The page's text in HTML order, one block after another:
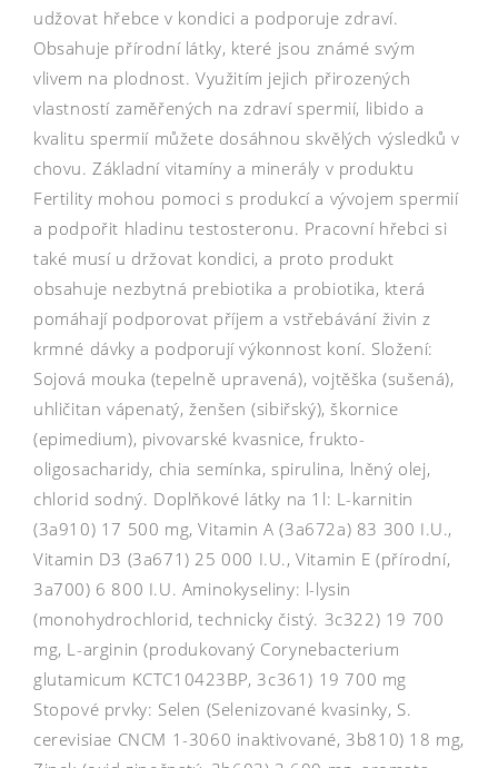
udžovat hřebce v kondici a podporuje zdraví.
Obsahuje přírodní látky, které jsou známé svým
vlivem na plodnost. Využitím jejich přirozených
vlastností zaměřených na zdraví spermií, libido a
kvalitu spermií můžete dosáhnou skvělých výsledků v
chovu. Základní vitamíny a minerály v produktu
Fertility mohou pomoci s produkcí a vývojem spermií
a podpořit hladinu testosteronu. Pracovní hřebci si
také musí u držovat kondici, a proto produkt
obsahuje nezbytná prebiotika a probiotika, která
pomáhají podporovat příjem a vstřebávání živin z
krmné dávky a podporují výkonnost koní. Složení:
Sojová mouka (tepelně upravená), vojtěška (sušená),
uhličitan vápenatý, ženšen (sibiřský), škornice
(epimedium), pivovarské kvasnice, frukto-
oligosacharidy, chia semínka, spirulina, lněný olej,
chlorid sodný. Doplňkové látky na 1l: L-karnitin
(3a910) 17 500 mg, Vitamin A (3a672a) 83 300 I.U.,
Vitamin D3 (3a671) 25 000 I.U., Vitamin E (přírodní,
3a700) 6 800 I.U. Aminokyseliny: l-lysin
(monohydrochlorid, technicky čistý. 3c322) 19 700
mg, L-arginin (produkovaný Corynebacterium
glutamicum KCTC10423BP, 3c361) 19 700 mg
Stopové prvky: Selen (Selenizované kvasinky, S.
cerevisiae CNCM 1-3060 inaktivované, 3b810) 18 mg,